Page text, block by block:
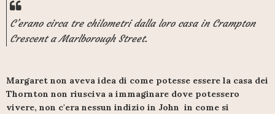
C’erano circa tre chilometri dalla loro casa in Crampton
Crescent a Marlborough Street.
Margaret non aveva idea di come potesse essere la casa dei
Thornton non riusciva a immaginare dove potessero
vivere, non c'era nessun indizio in John in come si